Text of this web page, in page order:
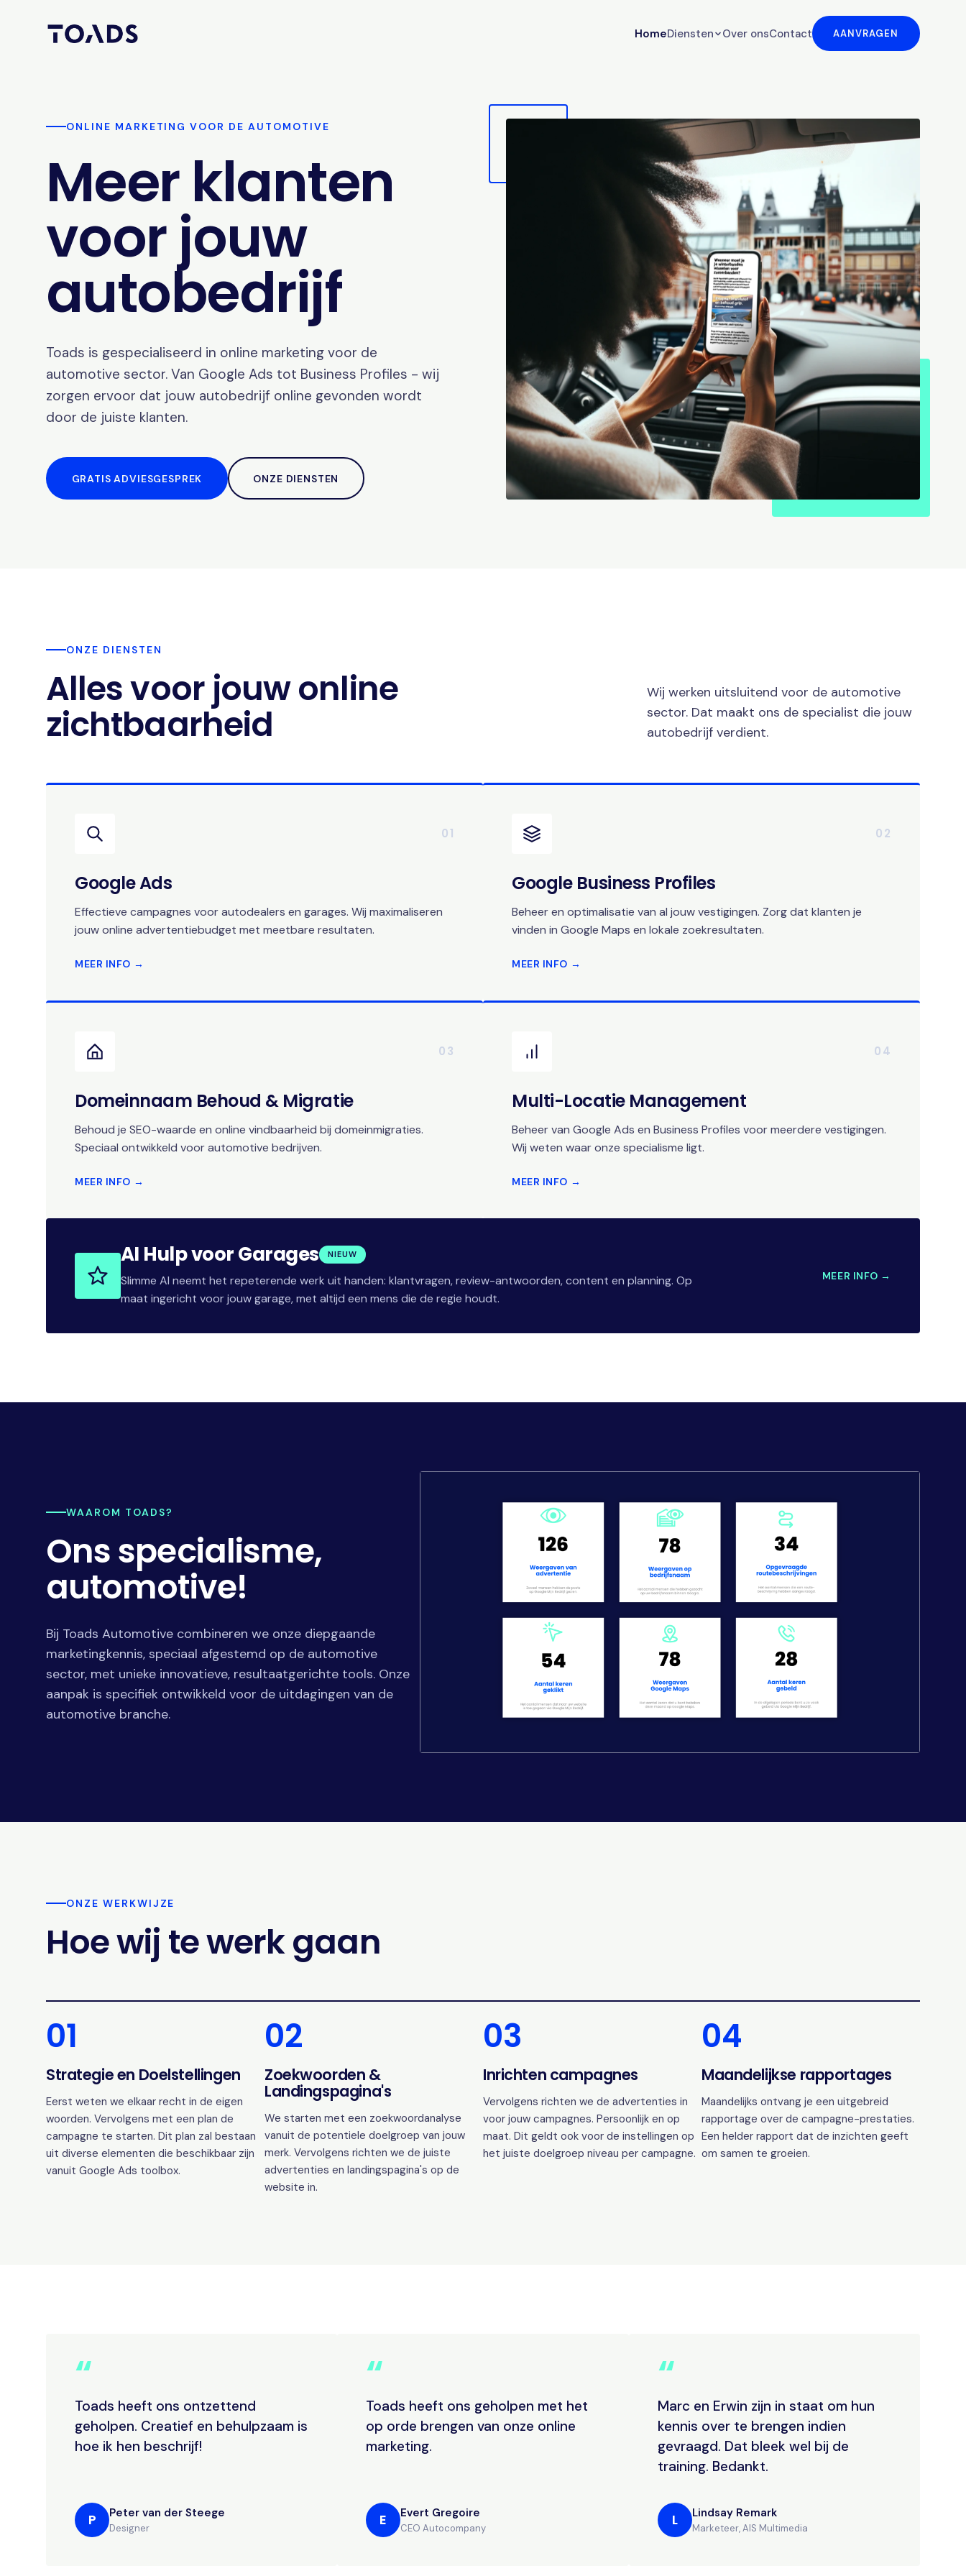
HomeDiensten Over onsContact AANVRAGEN
ONLINE MARKETING VOOR DE AUTOMOTIVE
Meer klanten
voor jouw
autobedrijf
Toads is gespecialiseerd in online marketing voor de
automotive sector. Van Google Ads tot Business Profiles - wij
zorgen ervoor dat jouw autobedrijf online gevonden wordt
door de juiste klanten.
GRATIS ADVIESGESPREK ONZE DIENSTEN
ONZE DIENSTEN
Alles voor jouw online
zichtbaarheid
Wij werken uitsluitend voor de automotive
sector. Dat maakt ons de specialist die jouw
autobedrijf verdient.
01
Google Ads
Effectieve campagnes voor autodealers en garages. Wij maximaliseren
jouw online advertentiebudget met meetbare resultaten.
MEER INFO →
02
Google Business Profiles
Beheer en optimalisatie van al jouw vestigingen. Zorg dat klanten je
vinden in Google Maps en lokale zoekresultaten.
MEER INFO →
03
Domeinnaam Behoud & Migratie
Behoud je SEO-waarde en online vindbaarheid bij domeinmigraties.
Speciaal ontwikkeld voor automotive bedrijven.
MEER INFO →
04
Multi-Locatie Management
Beheer van Google Ads en Business Profiles voor meerdere vestigingen.
Wij weten waar onze specialisme ligt.
MEER INFO →
AI Hulp voor Garages NIEUW
Slimme AI neemt het repeterende werk uit handen: klantvragen, review-antwoorden, content en planning. Op
maat ingericht voor jouw garage, met altijd een mens die de regie houdt.
MEER INFO →
WAAROM TOADS?
Ons specialisme,
automotive!
Bij Toads Automotive combineren we onze diepgaande
marketingkennis, speciaal afgestemd op de automotive
sector, met unieke innovatieve, resultaatgerichte tools. Onze
aanpak is specifiek ontwikkeld voor de uitdagingen van de
automotive branche.
ONZE WERKWIJZE
Hoe wij te werk gaan
01
Strategie en Doelstellingen
Eerst weten we elkaar recht in de eigen
woorden. Vervolgens met een plan de
campagne te starten. Dit plan zal bestaan
uit diverse elementen die beschikbaar zijn
vanuit Google Ads toolbox.
02
Zoekwoorden &
Landingspagina's
We starten met een zoekwoordanalyse
vanuit de potentiele doelgroep van jouw
merk. Vervolgens richten we de juiste
advertenties en landingspagina's op de
website in.
03
Inrichten campagnes
Vervolgens richten we de advertenties in
voor jouw campagnes. Persoonlijk en op
maat. Dit geldt ook voor de instellingen op
het juiste doelgroep niveau per campagne.
04
Maandelijkse rapportages
Maandelijks ontvang je een uitgebreid
rapportage over de campagne-prestaties.
Een helder rapport dat de inzichten geeft
om samen te groeien.
“
Toads heeft ons ontzettend
geholpen. Creatief en behulpzaam is
hoe ik hen beschrijf!
P Peter van der Steege
Designer
“
Toads heeft ons geholpen met het
op orde brengen van onze online
marketing.
E Evert Gregoire
CEO Autocompany
“
Marc en Erwin zijn in staat om hun
kennis over te brengen indien
gevraagd. Dat bleek wel bij de
training. Bedankt.
L Lindsay Remark
Marketeer, AIS Multimedia